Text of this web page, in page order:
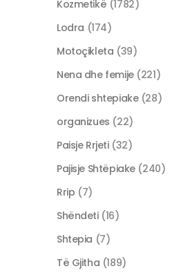
Kozmetikë (1782)
Lodra (174)
Motoçikleta (39)
Nena dhe femije (221)
Orendi shtepiake (28)
organizues (22)
Paisje Rrjeti (32)
Pajisje Shtëpiake (240)
Rrip (7)
Shëndeti (16)
Shtepia (7)
Të Gjitha (189)